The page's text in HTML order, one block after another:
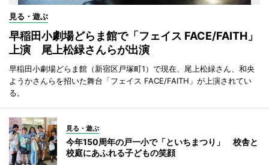
見る・遊ぶ
早稲田小劇場どらま館で「フェイス FACE/FAITH」
上演 尾上松緑さんらが出演
早稲田小劇場どらま館（新宿区戸塚町1）で現在、尾上松緑さん、和央
ようかさんらを招いた舞台「フェイス FACE/FAITH」が上演されてい
る。
見る・遊ぶ
今年150周年の戸一小で「といちまつり」 校舎と
校庭にあふれる子どもの笑顔